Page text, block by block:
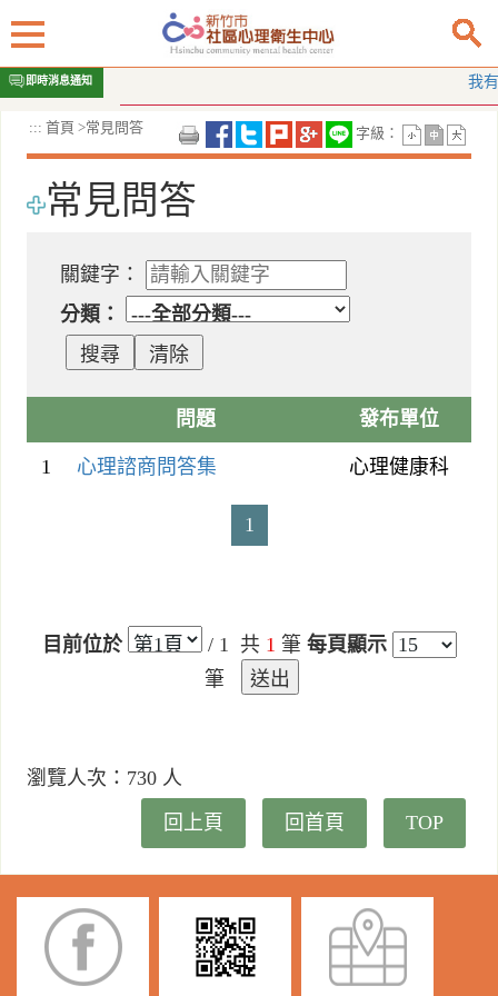
跳
到
即時消息通知 我有酒
::: 首頁 >常見問答 字級：
常見問答
關鍵字：
分類：
問題 發布單位
1 心理諮商問答集 心理健康科
1
目前位於 / 1 共 1 筆 每頁顯示
筆
送出
瀏覽人次：730 人
回上頁
回首頁 TOP